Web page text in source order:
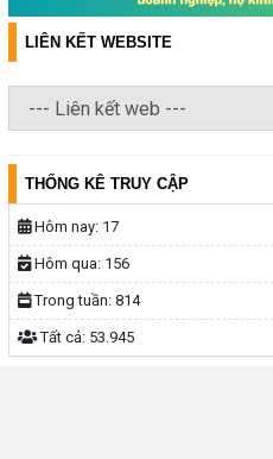
LIÊN KẾT WEBSITE
THỐNG KÊ TRUY CẬP
Hôm nay: 17
Hôm qua: 156
Trong tuần: 814
Tất cả: 53.945